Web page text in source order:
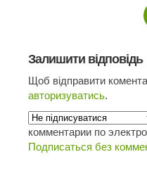
Залишити відповідь
Щоб відправити
авторизуватись.
комментарии по
Подписаться без